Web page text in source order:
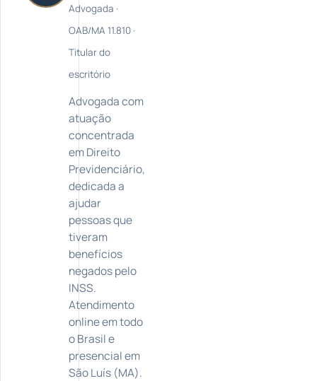
Advogada ·
OAB/MA 11.810 ·
Titular do
escritório
Advogada com
atuação
concentrada
em Direito
Previdenciário,
dedicada a
ajudar
pessoas que
tiveram
benefícios
negados pelo
INSS.
Atendimento
online em todo
o Brasil e
presencial em
São Luís (MA).